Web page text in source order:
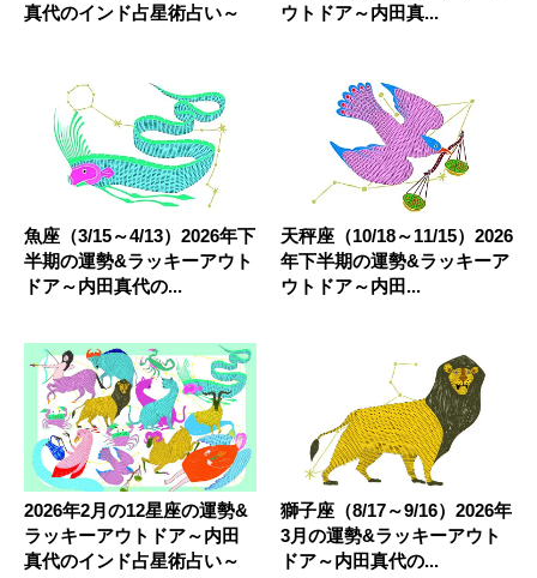
真代のインド占星術占い～
ウトドア～内田真...
魚座（3/15～4/13）2026年下
半期の運勢&ラッキーアウト
ドア～内田真代の...
天秤座（10/18～11/15）2026
年下半期の運勢&ラッキーア
ウトドア～内田...
2026年2月の12星座の運勢&
ラッキーアウトドア～内田
真代のインド占星術占い～
獅子座（8/17～9/16）2026年
3月の運勢&ラッキーアウト
ドア～内田真代の...